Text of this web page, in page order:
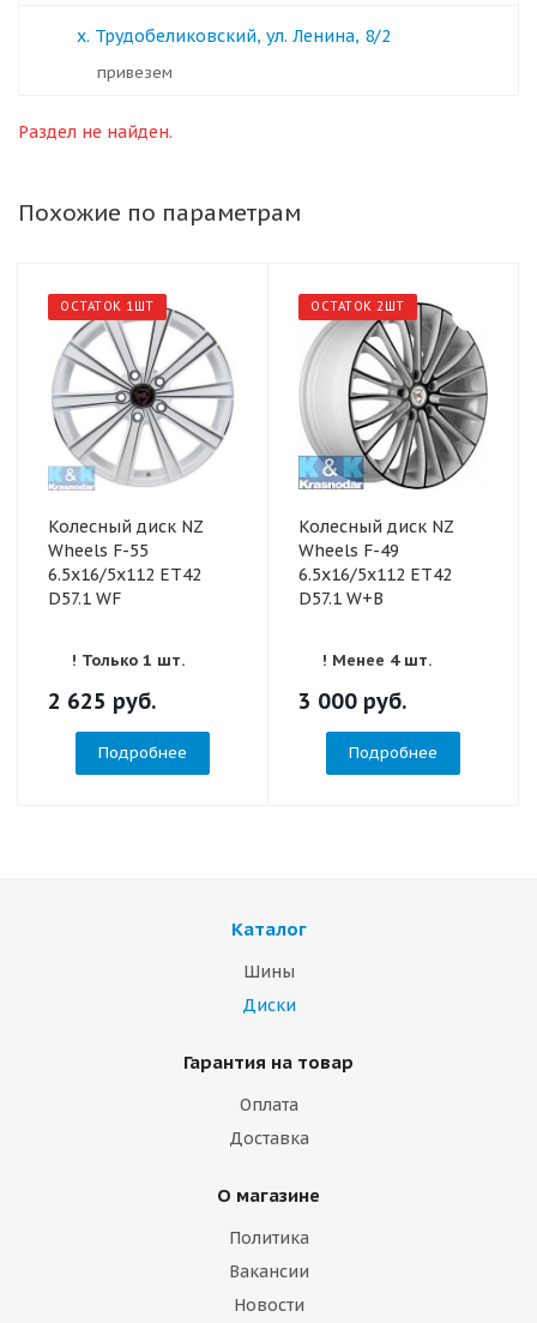
х. Трудобеликовский, ул. Ленина, 8/2
Привезем
Раздел не найден.
Похожие по параметрам
ОСТАТОК 1ШТ
Колесный диск NZ
Wheels F-55
6.5x16/5x112 ET42
D57.1 WF
! Только 1 шт.
2 625 руб.
Подробнее
ОСТАТОК 2ШТ
Колесный диск NZ
Wheels F-49
6.5x16/5x112 ET42
D57.1 W+B
! Менее 4 шт.
3 000 руб.
Подробнее
Каталог
Шины
Диски
Гарантия на товар
Оплата
Доставка
О магазине
Политика
Вакансии
Новости